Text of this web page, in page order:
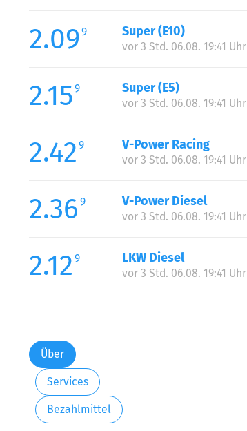
Samstag:
Sonntag:
2.099 Super (E10)
vor 3 Std. 06.08. 19:41 Uhr
2.159 Super (E5)
vor 3 Std. 06.08. 19:41 Uhr
2.42 9 V-Power Racing
vor 3 Std. 06.08. 19:41 Uhr
2.36 9 V-Power Diesel
vor 3 Std. 06.08. 19:41 Uhr
2.12 9 LKW Diesel
vor 3 Std. 06.08. 19:41 Uhr
Über
Services
Bezahlmittel